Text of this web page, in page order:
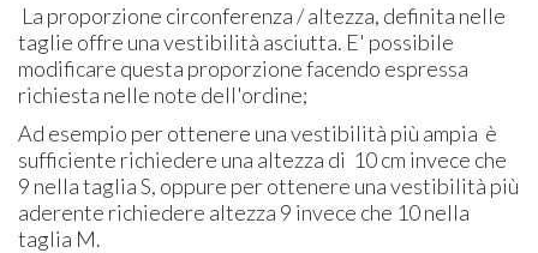
La proporzione circonferenza / altezza, definita nelle
taglie offre una vestibilità asciutta. E' possibile
modificare questa proporzione facendo espressa
richiesta nelle note dell'ordine;
Ad esempio per ottenere una vestibilità più ampia è
sufficiente richiedere una altezza di 10 cm invece che
9 nella taglia S, oppure per ottenere una vestibilità più
aderente richiedere altezza 9 invece che 10 nella
taglia M.